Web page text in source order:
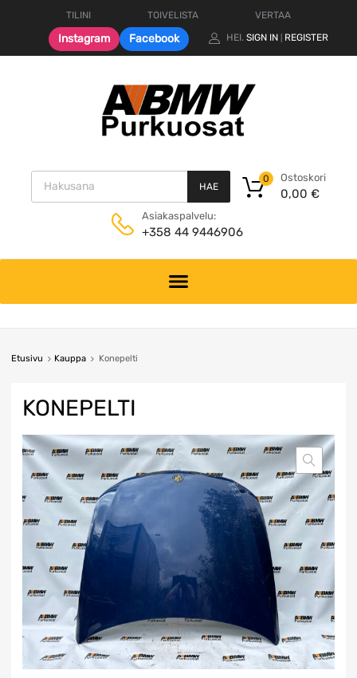
TILINI TOIVELISTA VERTAA
Instagram Facebook HEI. SIGN IN REGISTER
Products search
HAE
Ostoskori
0,00 €
0
Asiakaspalvelu:
+358 44 9446906
content
Etusivu Kauppa Konepelti
KONEPELTI